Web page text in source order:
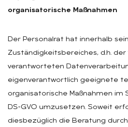
organisatorische Maßnahmen
Der Personalrat hat innerhalb
Zuständigkeitsbereiches, d.h. der
verantworteten
eigenverantwortlich geeignete
organisatorische Maßnahmen im
DS-GVO umzusetzen. Soweit
diesbezüglich die Beratung